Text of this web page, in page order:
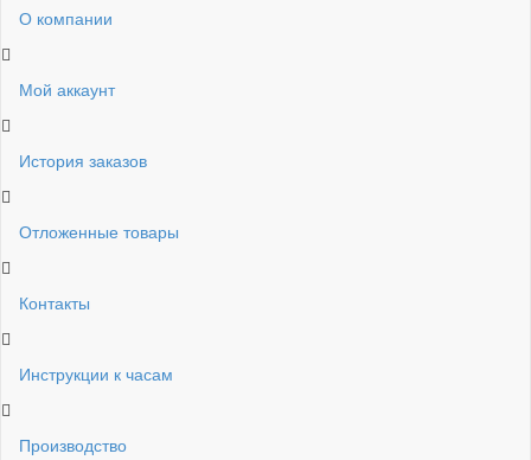
О компании
Мой аккаунт
История заказов
Отложенные товары
Контакты
Инструкции к часам
Производство